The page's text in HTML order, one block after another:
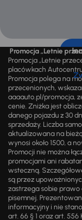
Promocja „Letnie
Promocja „Letnie
placówkach
Promocja polega na
przecenionych,
aaaauto.pl/promocja,
cenie. Zniżka jest
danego pojazdu z 30
sprzedaży. Liczba
aktualizowana na
wynosi około 1500, a
Promocji nie można
promocjami ani
wsteczną.
są przez
zastrzega sobie
pisemnej.
informacyjny i nie
art. 66 § 1 oraz art. 556